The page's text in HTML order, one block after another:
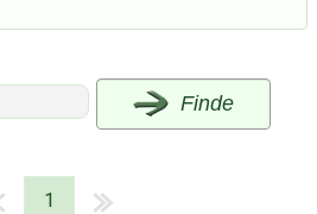
Finde
1